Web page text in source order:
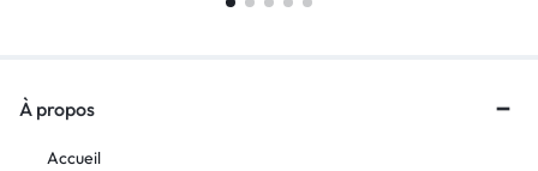
À propos
Accueil